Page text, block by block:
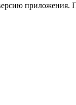
приложения.